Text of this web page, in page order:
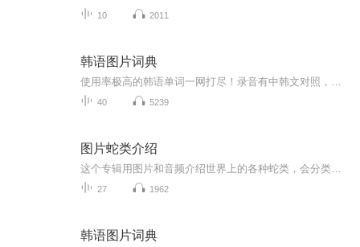
10 2011
韩语图片词典
40 5239
图片蛇类介绍
27 1962
韩语图片词典